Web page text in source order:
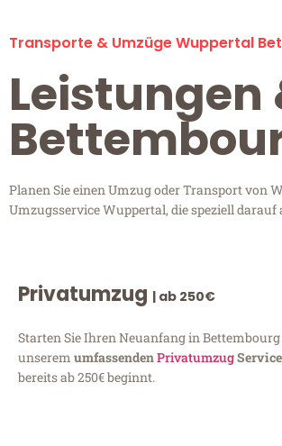
Transporte & Umzüge Wuppertal
Leistungen
Planen Sie einen Umzug oder Transport von
Umzugsservice Wuppertal, die speziell
Privatumzug | ab 250€
Starten Sie Ihren Neuanfang in
unserem umfassendenPrivatumzugService
bereits ab 250€ beginnt.